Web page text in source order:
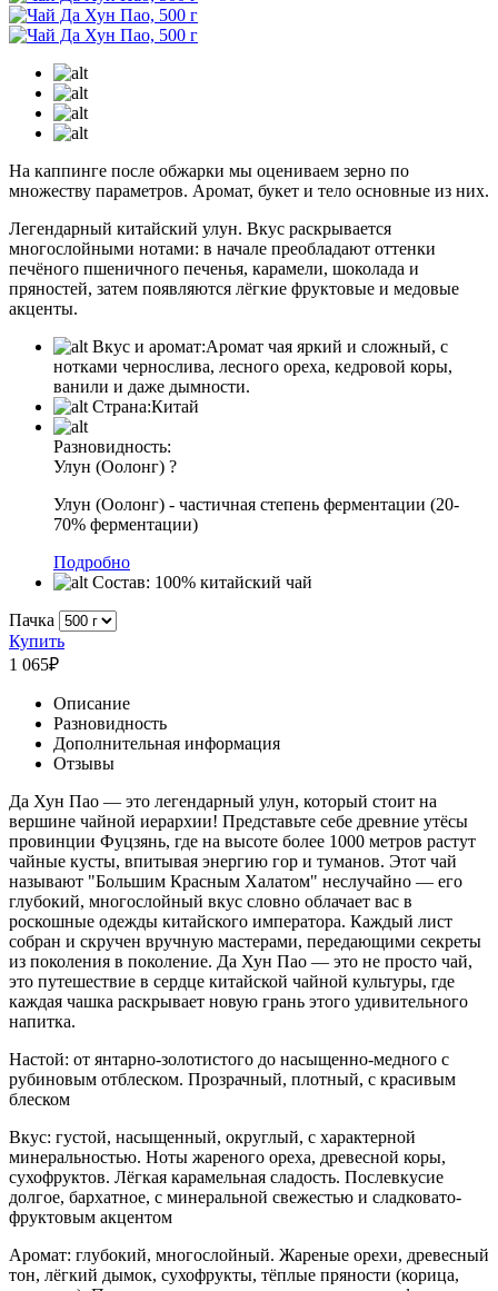
На каппинге после обжарки мы оцениваем зерно по
множеству параметров. Аромат, букет и тело основные из них.
Легендарный китайский улун. Вкус раскрывается
многослойными нотами: в начале преобладают оттенки
печёного пшеничного печенья, карамели, шоколада и
пряностей, затем появляются лёгкие фруктовые и медовые
акценты.
Вкус и аромат:Аромат чая яркий и сложный, с
нотками чернослива, лесного ореха, кедровой коры,
ванили и даже дымности.
Страна:Китай
Разновидность:
Улун (Оолонг) ?
Улун (Оолонг) - частичная степень ферментации (20-
70% ферментации)
Подробно
Состав: 100% китайский чай
Пачка
Купить
1 065₽
Описание
Разновидность
Дополнительная информация
Отзывы
Да Хун Пао — это легендарный улун, который стоит на
вершине чайной иерархии! Представьте себе древние утёсы
провинции Фуцзянь, где на высоте более 1000 метров растут
чайные кусты, впитывая энергию гор и туманов. Этот чай
называют "Большим Красным Халатом" неслучайно — его
глубокий, многослойный вкус словно облачает вас в
роскошные одежды китайского императора. Каждый лист
собран и скручен вручную мастерами, передающими секреты
из поколения в поколение. Да Хун Пао — это не просто чай,
это путешествие в сердце китайской чайной культуры, где
каждая чашка раскрывает новую грань этого удивительного
напитка.
Настой: от янтарно-золотистого до насыщенно-медного с
рубиновым отблеском. Прозрачный, плотный, с красивым
блеском
Вкус: густой, насыщенный, округлый, с характерной
минеральностью. Ноты жареного ореха, древесной коры,
сухофруктов. Лёгкая карамельная сладость. Послевкусие
долгое, бархатное, с минеральной свежестью и сладковато-
фруктовым акцентом
Аромат: глубокий, многослойный. Жареные орехи, древесный
тон, лёгкий дымок, сухофрукты, тёплые пряности (корица,